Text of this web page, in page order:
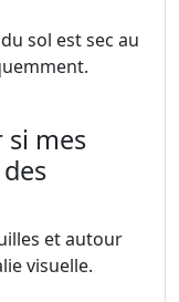
sol est sec au
si mes
et autour
visuelle.